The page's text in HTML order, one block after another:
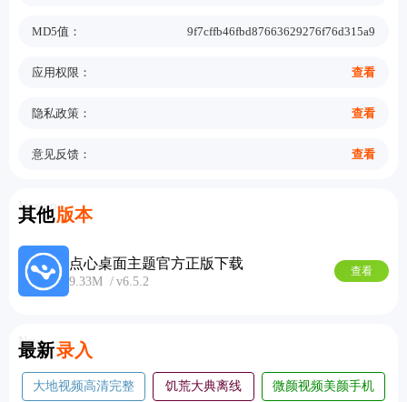
MD5值： 9f7cffb46fbd87663629276f76d315a9
应用权限： 查看
隐私政策： 查看
意见反馈： 查看
其他版本
Version
点心桌面主题官方正版下载
9.33M v6.5.2
查看
最新录入
New
大地视频高清完整
饥荒大典离线
微颜视频美颜手机